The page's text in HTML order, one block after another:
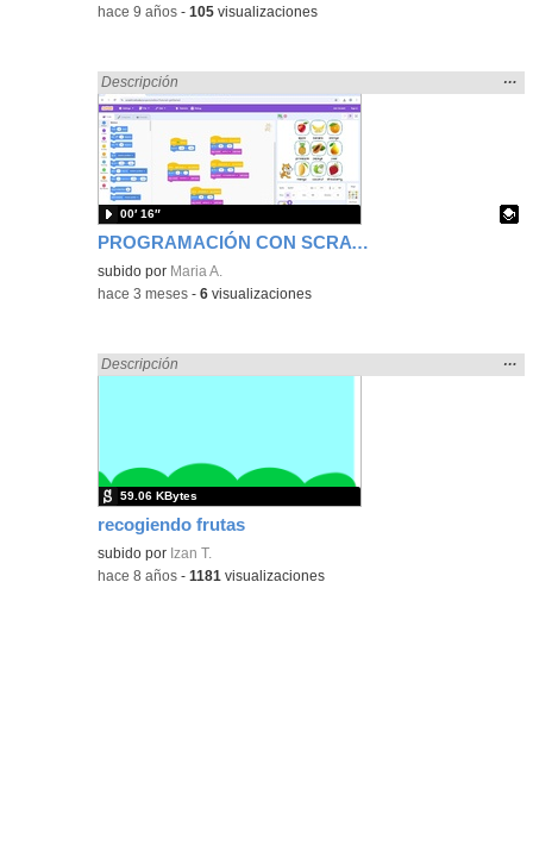
-hace 9 años -105 visualizaciones
PROGRAMACIÓN CON SCRATCH
Encontrado «fruto» en:
Descripción
la
…
Contenido educativo.
subido por Maria A.
00′ 16″
-hace 3 meses -6 visualizaciones
recogiendo frutas
Encontrado «fruto» en:
Descripción
la
…
subido por Izan T.
59.06 KBytes
-hace 8 años -1181 visualizaciones